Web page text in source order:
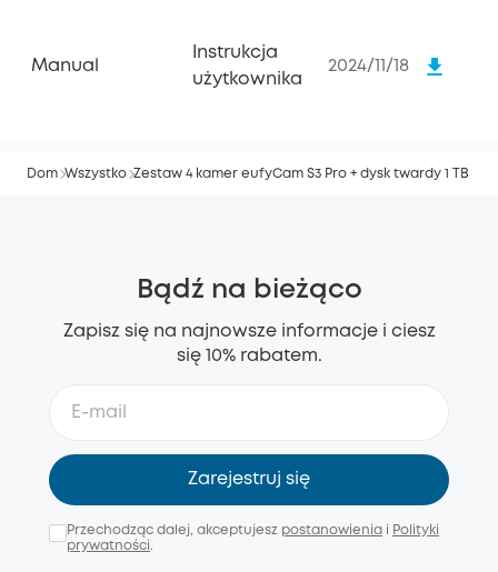
Manual
Instrukcja
użytkownika
2024/11/18
Dom Wszystko Zestaw 4 kamer eufyCam S3 Pro + dysk twardy 1 TB
Bądź na bieżąco
Zapisz się na najnowsze informacje i ciesz
się 10% rabatem.
Zarejestruj się
Przechodząc dalej, akceptujesz postanowienia i Polityki
prywatności.